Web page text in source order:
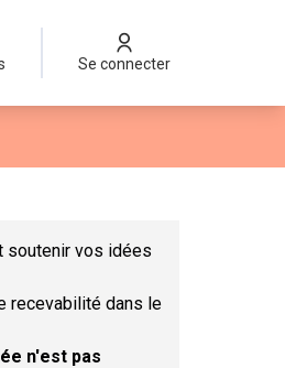
Se connecter
soutenir vos idées
recevabilité dans le
n'est pas